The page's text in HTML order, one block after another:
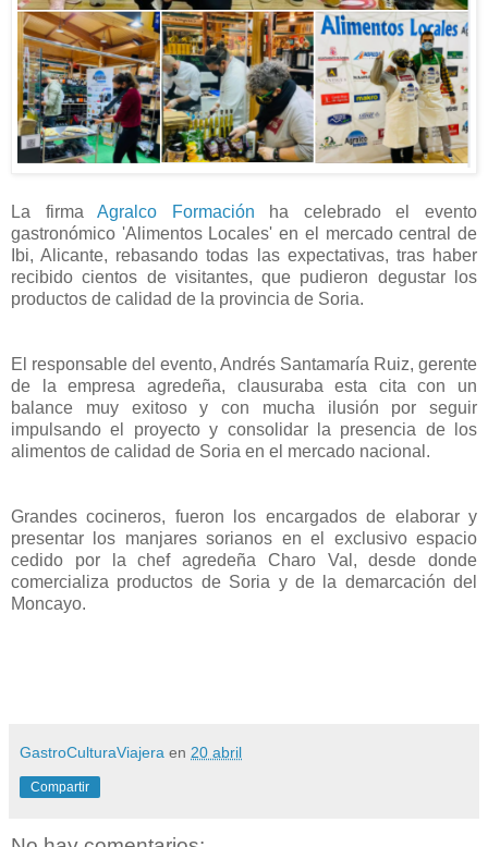
La firmaAgralco Formación ha celebrado el evento
gastronómico 'Alimentos Locales' en el mercado central de
Ibi, Alicante, rebasando todas las expectativas, tras haber
recibido cientos de visitantes, que pudieron degustar los
productos de calidad de la provincia de Soria.
El responsable del evento, Andrés Santamaría Ruiz, gerente
de la empresa agredeña, clausuraba esta cita con un
balance muy exitoso y con mucha ilusión por seguir
impulsando el proyecto y consolidar la presencia de los
alimentos de calidad de Soria en el mercado nacional.
Grandes cocineros, fueron los encargados de elaborar y
presentar los manjares sorianos en el exclusivo espacio
cedido por la chef agredeña Charo Val, desde donde
comercializa productos de Soria y de la demarcación del
Moncayo.
GastroCulturaViajera en 20 abril
Compartir